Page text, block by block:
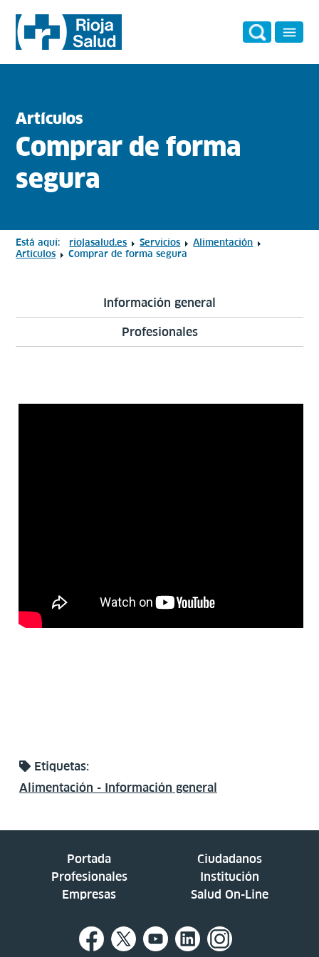
Artículos
Comprar de forma
segura
Está aquí: riojasalud.es Servicios
Alimentación
Artículos
Comprar de forma segura
Información general
Profesionales
Etiquetas:
Alimentación - Información general
Portada
Ciudadanos
Profesionales
Institución
Empresas
Salud On-Line